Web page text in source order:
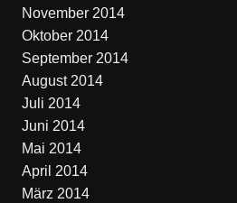
November 2014
Oktober 2014
September 2014
August 2014
Juli 2014
Juni 2014
Mai 2014
April 2014
März 2014